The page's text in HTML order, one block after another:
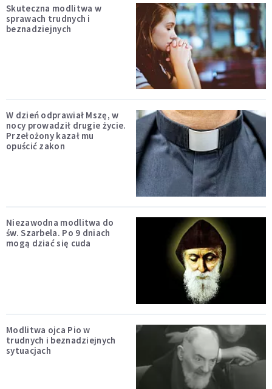
Skuteczna modlitwa w
sprawach trudnych i
beznadziejnych
W dzień odprawiał Mszę, w
nocy prowadził drugie życie.
Przełożony kazał mu
opuścić zakon
Niezawodna modlitwa do
św. Szarbela. Po 9 dniach
mogą dziać się cuda
Modlitwa ojca Pio w
trudnych i beznadziejnych
sytuacjach